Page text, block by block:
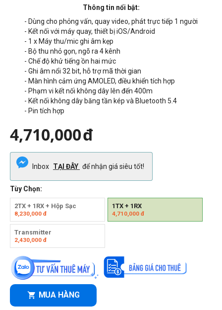
Thông tin nổi bật:
- Dùng cho phỏng vấn, quay video, phát trực tiếp 1 người
- Kết nối với máy quay, thiết bị iOS/Android
- 1 x Máy thu/mic ghi âm kẹp
- Bộ thu nhỏ gọn, ngõ ra 4 kênh
- Chế độ khử tiếng ồn hai mức
- Ghi âm nổi 32 bit, hỗ trợ mã thời gian
- Màn hình cảm ứng AMOLED, điều khiển tích hợp
- Phạm vi kết nối không dây lên đến 400m
- Kết nối không dây băng tần kép và Bluetooth 5.4
- Pin tích hợp
4,710,000đ
Inbox TẠI ĐÂY để nhận giá siêu tốt!
Tùy Chọn:
2TX + 1RX + Hộp Sạc
8,230,000 đ
1TX + 1RX
4,710,000đ
Transmitter
2,430,000 đ
MUA HÀNG